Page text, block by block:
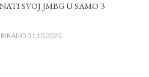
SVOJ JMBG U SAMO 3
31.10.2022.